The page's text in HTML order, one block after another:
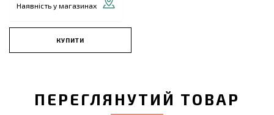
Наявність у магазинах
КУПИТИ
ПЕРЕГЛЯНУТИЙ ТОВАР